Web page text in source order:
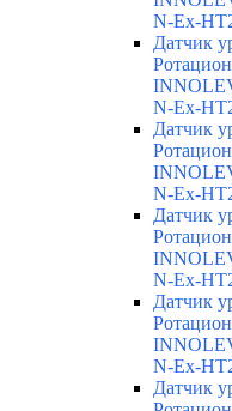
N-Ex-
Датчик
N-Ex-
Датчик
N-Ex-
Датчик
N-Ex-
Датчик
N-Ex-
Датчик